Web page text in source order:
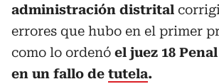
administración distrital
errores que hubo en el primer
como lo ordenó el juez 18
en un fallo de tutela.